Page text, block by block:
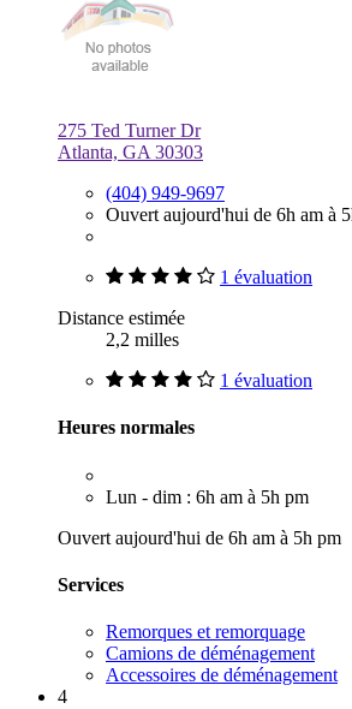
275 Ted Turner Dr
Atlanta, GA 30303
(404) 949-9697
Ouvert aujourd'hui de 6h am à
1 évaluation
Distance estimée
2,2 milles
1 évaluation
Heures normales
Lun - dim : 6h am à 5h pm
Ouvert aujourd'hui de 6h am à 5h pm
Services
Remorques et remorquage
Camions de déménagement
Accessoires de déménagement
4